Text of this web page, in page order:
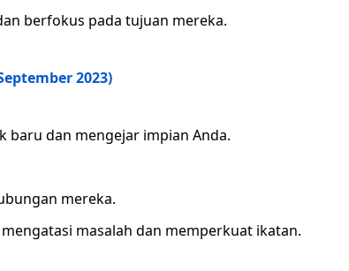
berfokus pada tujuan mereka.
2023)
baru dan mengejar impian Anda.
mereka.
masalah dan memperkuat ikatan.